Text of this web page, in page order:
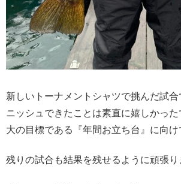
新しいトーナメントシャツで挑んだ試合
ニッシュできたことは素直に嬉しかっ
大の目標である『年間お立ち台』に向け
残りの試合も結果を残せるように頑張り